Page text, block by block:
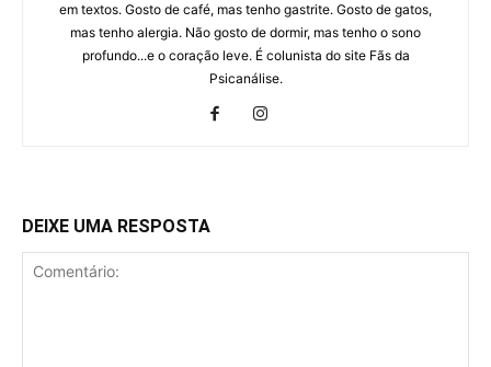
em textos. Gosto de café, mas tenho gastrite. Gosto de gatos,
mas tenho alergia. Não gosto de dormir, mas tenho o sono
profundo...e o coração leve. É colunista do site Fãs da
Psicanálise.
DEIXE UMA RESPOSTA